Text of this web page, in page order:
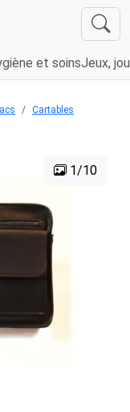
et soinsJeux,
Cartables
1/10